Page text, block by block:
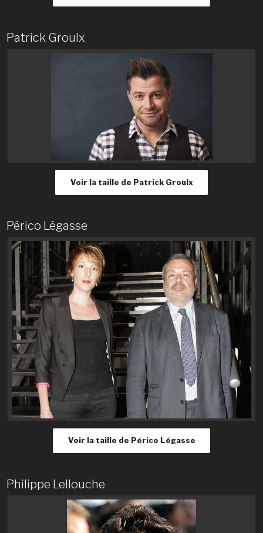
Patrick Groulx
Voir la taille de Patrick Groulx
Périco Légasse
Voir la taille de Périco Légasse
Philippe Lellouche